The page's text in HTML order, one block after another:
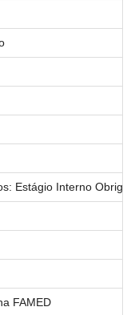
Estágio Interno
FAMED